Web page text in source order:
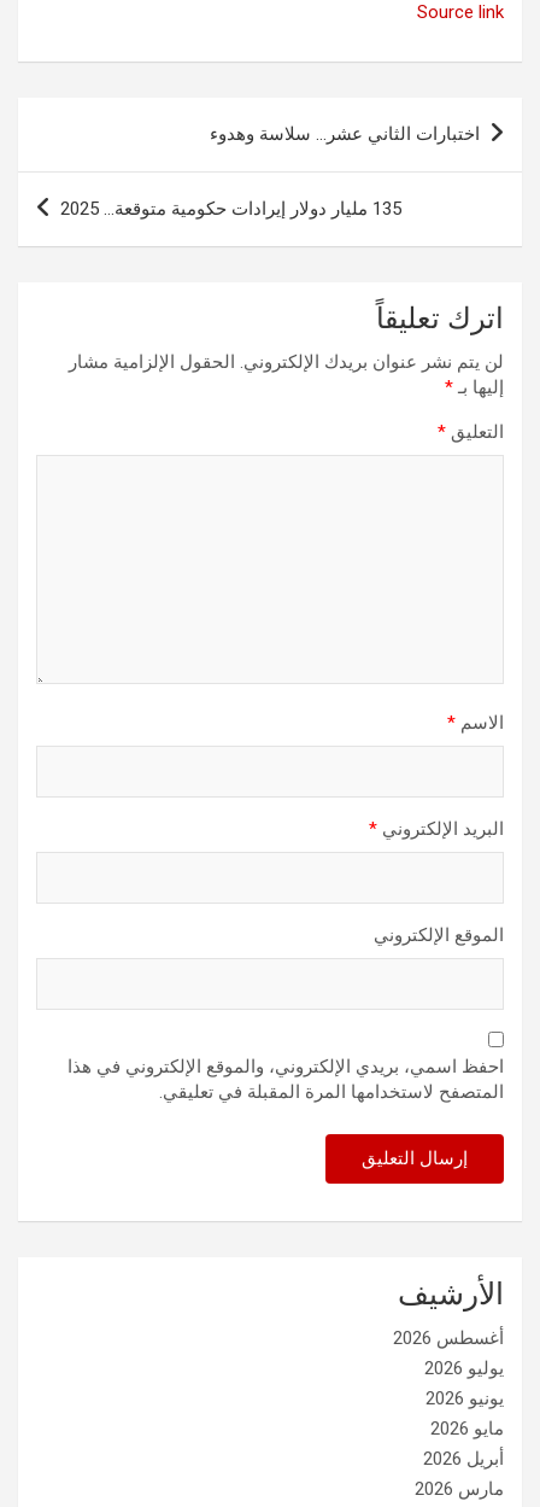
Source link
تصفّح
المقالات
اختبارات الثاني عشر… سلاسة وهدوء
135 مليار دولار إيرادات حكومية متوقعة… 2025
اترك تعليقاً
لن يتم نشر عنوان بريدك الإلكتروني. الحقول الإلزامية مشار
إليها بـ*
التعليق *
الاسم *
البريد الإلكتروني *
الموقع الإلكتروني
احفظ اسمي، بريدي الإلكتروني، والموقع الإلكتروني في هذا
المتصفح لاستخدامها المرة المقبلة في تعليقي.
الأرشيف
أغسطس 2026
يوليو 2026
يونيو 2026
مايو 2026
أبريل 2026
مارس 2026